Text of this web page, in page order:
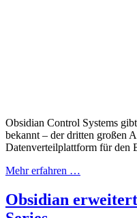
Obsidian Control Systems
bekannt – der dritten großen
Datenverteilplattform für den
Mehr erfahren …
Obsidian